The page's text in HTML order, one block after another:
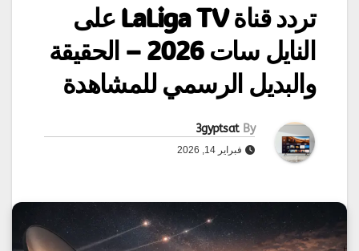
تردد قناة LaLiga TV على
النايل سات 2026 – الحقيقة
والبديل الرسمي للمشاهدة
By
3gyptsat
فبراير 14, 2026